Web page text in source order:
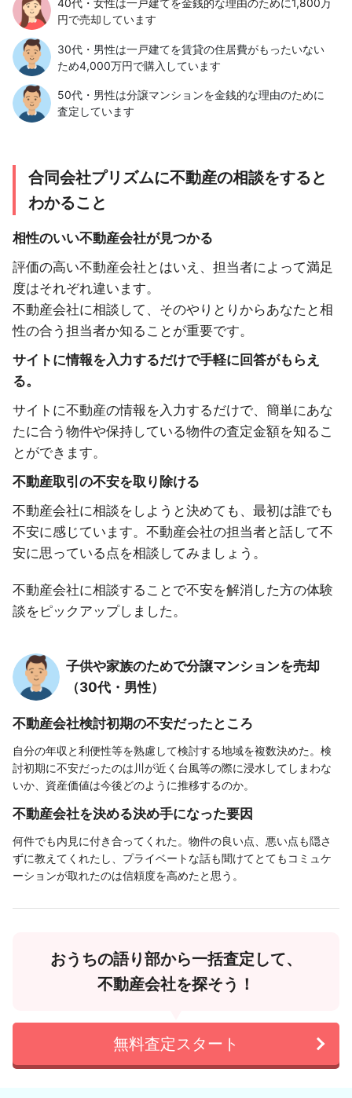
円で売却しています
30代・男性は一戸建てを賃貸の住居費がもったいない
ため4,000万円で購入しています
50代・男性は分譲マンションを金銭的な理由のために
査定しています
合同会社プリズムに不動産の相談をすると
わかること
相性のいい不動産会社が見つかる
評価の高い不動産会社とはいえ、担当者によって満足
度はそれぞれ違います。
不動産会社に相談して、そのやりとりからあなたと相
性の合う担当者か知ることが重要です。
サイトに情報を入力するだけで手軽に回答がもらえ
る。
サイトに不動産の情報を入力するだけで、簡単にあな
たに合う物件や保持している物件の査定金額を知るこ
とができます。
不動産取引の不安を取り除ける
不動産会社に相談をしようと決めても、最初は誰でも
不安に感じています。不動産会社の担当者と話して不
安に思っている点を相談してみましょう。
不動産会社に相談することで不安を解消した方の体験
談をピックアップしました。
子供や家族のためで分譲マンションを売却
（30代・男性）
不動産会社検討初期の不安だったところ
自分の年収と利便性等を熟慮して検討する地域を複数決めた。検
討初期に不安だったのは川が近く台風等の際に浸水してしまわな
いか、資産価値は今後どのように推移するのか。
不動産会社を決める決め手になった要因
何件でも内見に付き合ってくれた。物件の良い点、悪い点も隠さ
ずに教えてくれたし、プライベートな話も聞けてとてもコミュケ
ーションが取れたのは信頼度を高めたと思う。
おうちの語り部から一括査定して、
不動産会社を探そう！
無料査定スタート